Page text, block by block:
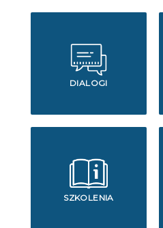
DIALOGI
SZKOLENIA